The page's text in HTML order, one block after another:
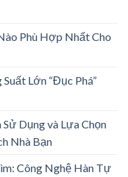
Phù Hợp Nhất Cho
Lớn “Đục Phá”
Dụng và Lựa Chọn
Nhà Bạn
Công Nghệ Hàn Tự